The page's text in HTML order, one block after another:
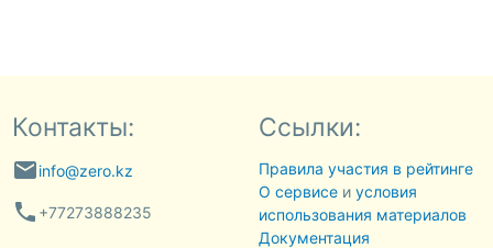
Контакты:
emailinfo@zero.kz
phone +77273888235
Ссылки:
Правила участия в рейтинге
О сервисеи условия
использования материалов
Документация